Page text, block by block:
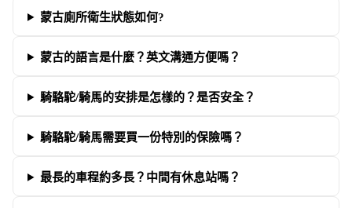
蒙古廁所衛生狀態如何?
蒙古的語言是什麼？英文溝通方便嗎？
騎駱駝/騎馬的安排是怎樣的？是否安全？
騎駱駝/騎馬需要買一份特別的保險嗎？
最長的車程約多長？中間有休息站嗎？